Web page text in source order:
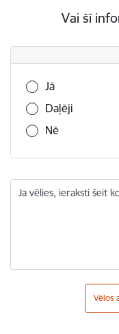
Vai šī
Vai šī informācija
Jā
Daļēji
Nē
Ja vēlies, ieraksti šeit
Vēlos